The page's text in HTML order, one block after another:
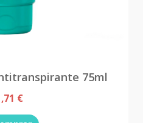
75ml
€